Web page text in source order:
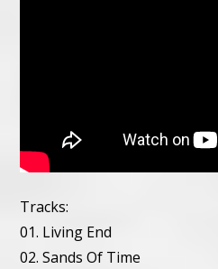
Tracks:
01. Living End
02. Sands Of Time